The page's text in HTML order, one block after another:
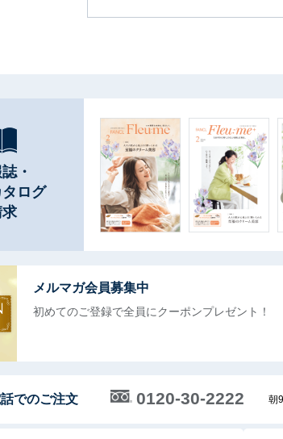
・
ログ
メルマガ会員募集中
初めてのご登録で全員にクーポンプレゼント！
でのご注文 0120-30-2222 朝